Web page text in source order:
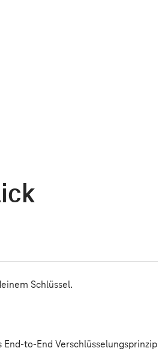
Schlüssel.
to-End Verschlüsselungsprinzip